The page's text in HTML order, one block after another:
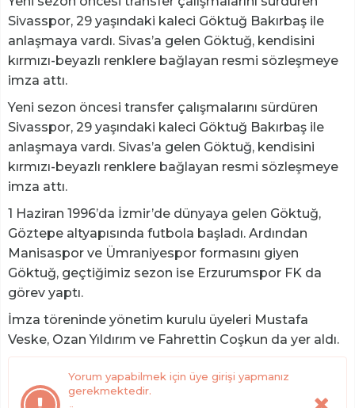
Sivasspor, 29 yaşındaki kaleci Göktuğ Bakırbaş ile
anlaşmaya vardı. Sivas’a gelen Göktuğ, kendisini
kırmızı-beyazlı renklere bağlayan resmi sözleşmeye
imza attı.
Yeni sezon öncesi transfer çalışmalarını sürdüren
Sivasspor, 29 yaşındaki kaleci Göktuğ Bakırbaş ile
anlaşmaya vardı. Sivas’a gelen Göktuğ, kendisini
kırmızı-beyazlı renklere bağlayan resmi sözleşmeye
imza attı.
1 Haziran 1996’da İzmir’de dünyaya gelen Göktuğ,
Göztepe altyapısında futbola başladı. Ardından
Manisaspor ve Ümraniyespor formasını giyen
Göktuğ, geçtiğimiz sezon ise Erzurumspor FK da
görev yaptı.
İmza töreninde yönetim kurulu üyeleri Mustafa
Veske, Ozan Yıldırım ve Fahrettin Coşkun da yer aldı.
Yorum yapabilmek için üye girişi yapmanız
gerekmektedir.